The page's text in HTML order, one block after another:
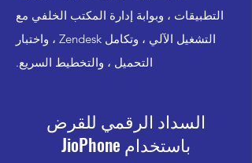
التطبيقات ، وبوابة إدارة المكتب الخلفي مع
التشغيل الآلي ، وتكامل Zendesk ، واختبار
التحميل ، والتخطيط السريع.
السداد الرقمي للقرض
باستخدام JioPhone